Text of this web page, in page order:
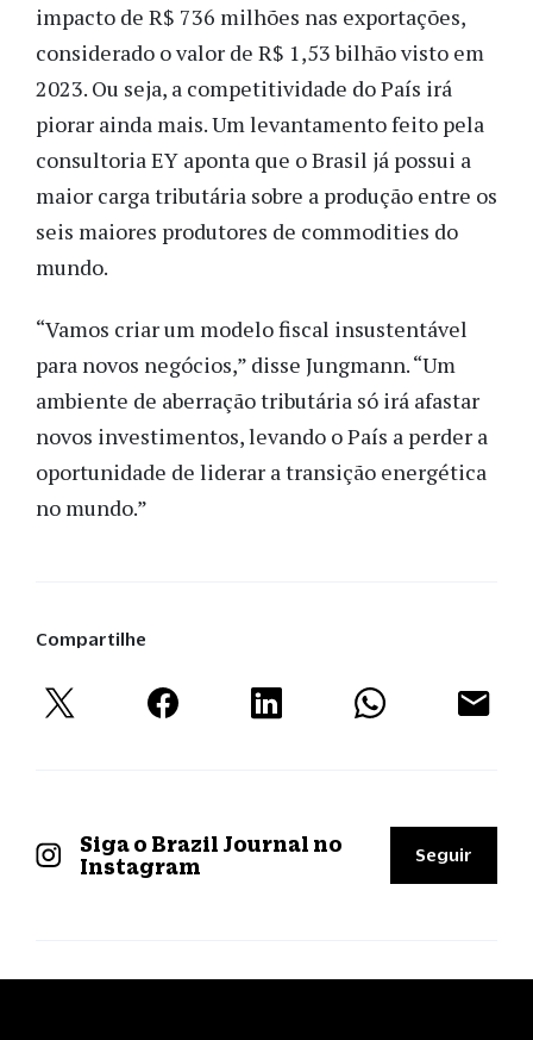
impacto de R$ 736 milhões nas exportações,
considerado o valor de R$ 1,53 bilhão visto em
2023. Ou seja, a competitividade do País irá
piorar ainda mais. Um levantamento feito pela
consultoria EY aponta que o Brasil já possui a
maior carga tributária sobre a produção entre os
seis maiores produtores de commodities do
mundo.
“Vamos criar um modelo fiscal insustentável
para novos negócios,” disse Jungmann. “Um
ambiente de aberração tributária só irá afastar
novos investimentos, levando o País a perder a
oportunidade de liderar a transição energética
no mundo.”
Compartilhe
Siga o Brazil Journal no
Instagram
Seguir